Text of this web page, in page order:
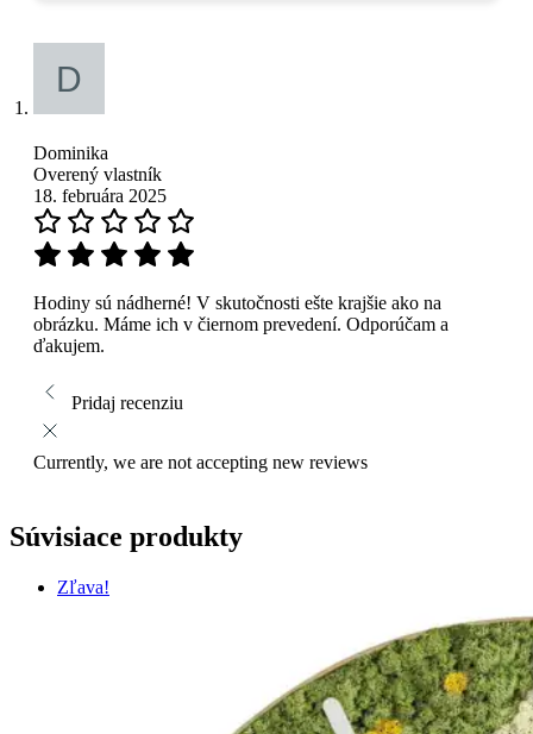
Dominika
Overený vlastník
18. februára 2025
Hodiny sú nádherné! V skutočnosti ešte krajšie ako na
obrázku. Máme ich v čiernom prevedení. Odporúčam a
ďakujem.
Pridaj recenziu
Currently, we are not accepting new reviews
Súvisiace produkty
Zľava!